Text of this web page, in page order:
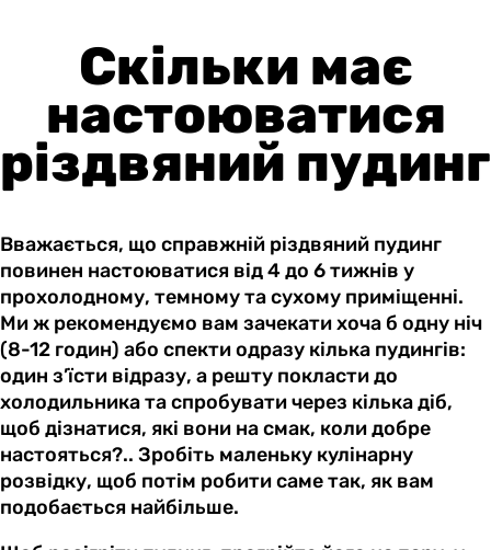
Скільки має
настоюватися
різдвяний пудинг
Вважається, що справжній різдвяний пудинг
повинен настоюватися від 4 до 6 тижнів у
прохолодному, темному та сухому приміщенні.
Ми ж рекомендуємо вам зачекати хоча б одну ніч
(8-12 годин) або спекти одразу кілька пудингів:
один з’їсти відразу, а решту покласти до
холодильника та спробувати через кілька діб,
щоб дізнатися, які вони на смак, коли добре
настояться?.. Зробіть маленьку кулінарну
розвідку, щоб потім робити саме так, як вам
подобається найбільше.